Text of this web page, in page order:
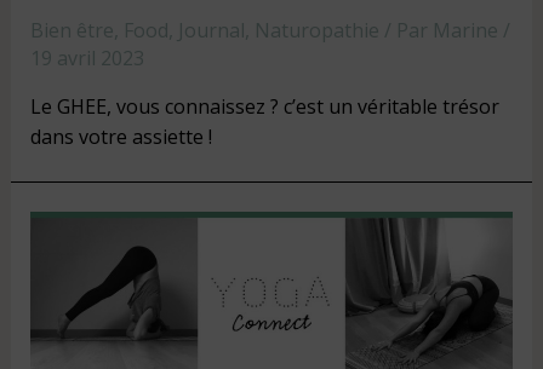
Bien être Food Journal Naturopathie / Par Marine /
19 avril 2023
Le GHEE, vous connaissez ? c’est un véritable trésor
dans votre assiette !